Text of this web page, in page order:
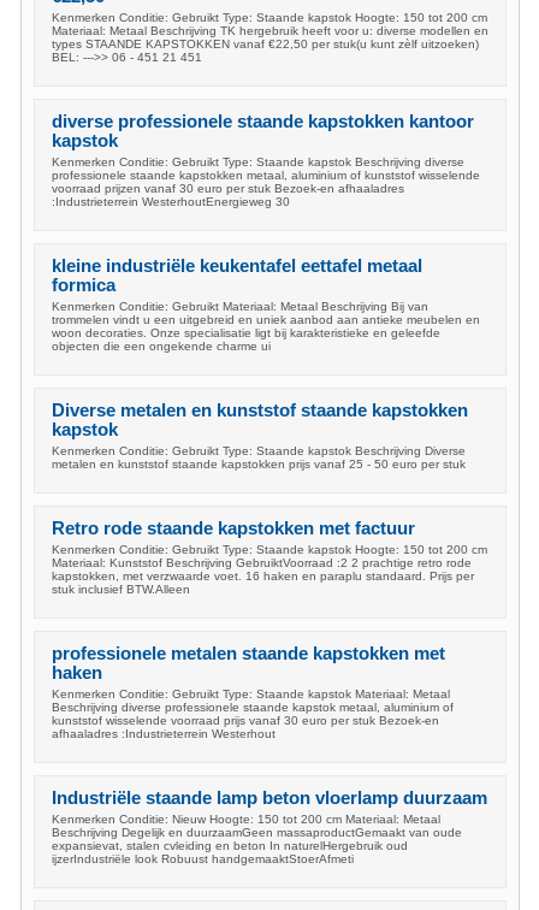
Kenmerken Conditie: Gebruikt Type: Staande kapstok Hoogte: 150 tot 200 cm
Materiaal: Metaal Beschrijving TK hergebruik heeft voor u: diverse modellen en
types STAANDE KAPSTOKKEN vanaf €22,50 per stuk(u kunt zèlf uitzoeken)
BEL: --->> 06 - 451 21 451
diverse professionele staande kapstokken kantoor
kapstok
Kenmerken Conditie: Gebruikt Type: Staande kapstok Beschrijving diverse
professionele staande kapstokken metaal, aluminium of kunststof wisselende
voorraad prijzen vanaf 30 euro per stuk Bezoek-en afhaaladres
:Industrieterrein WesterhoutEnergieweg 30
kleine industriële keukentafel eettafel metaal
formica
Kenmerken Conditie: Gebruikt Materiaal: Metaal Beschrijving Bij van
trommelen vindt u een uitgebreid en uniek aanbod aan antieke meubelen en
woon decoraties. Onze specialisatie ligt bij karakteristieke en geleefde
objecten die een ongekende charme ui
Diverse metalen en kunststof staande kapstokken
kapstok
Kenmerken Conditie: Gebruikt Type: Staande kapstok Beschrijving Diverse
metalen en kunststof staande kapstokken prijs vanaf 25 - 50 euro per stuk
Retro rode staande kapstokken met factuur
Kenmerken Conditie: Gebruikt Type: Staande kapstok Hoogte: 150 tot 200 cm
Materiaal: Kunststof Beschrijving GebruiktVoorraad :2 2 prachtige retro rode
kapstokken, met verzwaarde voet. 16 haken en paraplu standaard. Prijs per
stuk inclusief BTW.Alleen
professionele metalen staande kapstokken met
haken
Kenmerken Conditie: Gebruikt Type: Staande kapstok Materiaal: Metaal
Beschrijving diverse professionele staande kapstok metaal, aluminium of
kunststof wisselende voorraad prijs vanaf 30 euro per stuk Bezoek-en
afhaaladres :Industrieterrein Westerhout
Industriële staande lamp beton vloerlamp duurzaam
Kenmerken Conditie: Nieuw Hoogte: 150 tot 200 cm Materiaal: Metaal
Beschrijving Degelijk en duurzaamGeen massaproductGemaakt van oude
expansievat, stalen cvleiding en beton In naturelHergebruik oud
ijzerIndustriële look Robuust handgemaaktStoerAfmeti